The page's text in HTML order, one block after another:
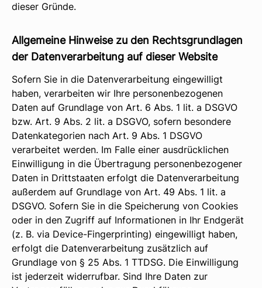
dieser Gründe.
Allgemeine Hinweise zu den Rechtsgrundlagen
der Datenverarbeitung auf dieser Website
Sofern Sie in die Datenverarbeitung eingewilligt
haben, verarbeiten wir Ihre personenbezogenen
Daten auf Grundlage von Art. 6 Abs. 1 lit. a DSGVO
bzw. Art. 9 Abs. 2 lit. a DSGVO, sofern besondere
Datenkategorien nach Art. 9 Abs. 1 DSGVO
verarbeitet werden. Im Falle einer ausdrücklichen
Einwilligung in die Übertragung personenbezogener
Daten in Drittstaaten erfolgt die Datenverarbeitung
außerdem auf Grundlage von Art. 49 Abs. 1 lit. a
DSGVO. Sofern Sie in die Speicherung von Cookies
oder in den Zugriff auf Informationen in Ihr Endgerät
(z. B. via Device-Fingerprinting) eingewilligt haben,
erfolgt die Datenverarbeitung zusätzlich auf
Grundlage von § 25 Abs. 1 TTDSG. Die Einwilligung
ist jederzeit widerrufbar. Sind Ihre Daten zur